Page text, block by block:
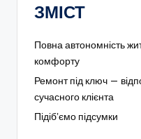
ЗМІСТ
Повна автономність
комфорту
Ремонт під ключ —
сучасного клієнта
Підібʼємо підсумки